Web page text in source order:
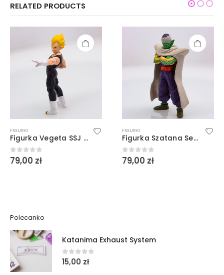
RELATED PRODUCTS
FIGURKI
Figurka Vegeta SSJ Dragon Ball
0out of 5
79,00 zł
FIGURKI
Figurka Szatana Serduszko Dragon Ball
0out of 5
79,00 zł
Polecanko
Katanima Exhaust System
0out of 5
15,00 zł